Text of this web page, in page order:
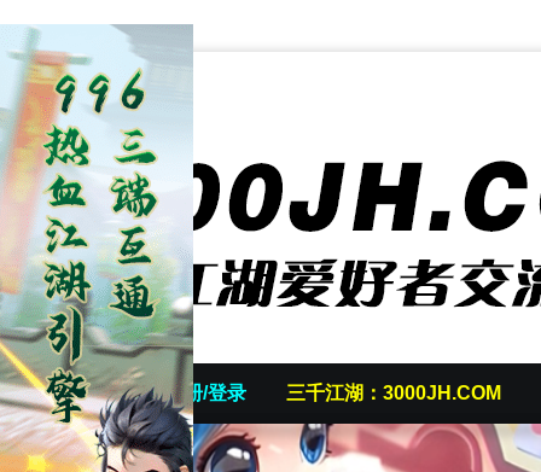
首页 发帖/注册/登录 三千江湖：3000JH.COM